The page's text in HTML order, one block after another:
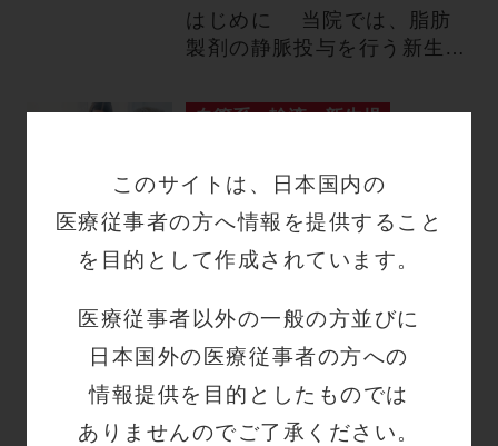
このサイトは、日本国内の
医療従事者の方へ情報を提供すること
を目的として作成されています。
医療従事者以外の一般の方並びに
日本国外の医療従事者の方への
情報提供を目的としたものでは
ありませんのでご了承ください。
はじめに 当院では、脂肪
製剤の静脈投与を行う新生児
を…
血管系 輸液
新生児
Chorusline Vol.47
循環器専門施設の輸液ライ
ンの見直しと輸液管理の実
輸液ラインの管理は、日常的
に看護師が行っている業務で
あり、新人の時から習得すべ
き…